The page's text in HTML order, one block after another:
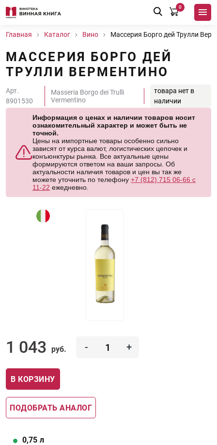
0
Главная Каталог Вино Массерия Борго дей Трулли
МАССЕРИЯ БОРГО ДЕЙ
ТРУЛЛИ ВЕРМЕНТИНО
Арт.
8901530
Masseria Borgo dei Trulli
Vermentino
товара нет в
наличии
Информация о ценах и наличии товаров носит
ознакомительный характер и может быть не
точной.
Цены на импортные товары особенно сильно
зависят от курса валют, логистических цепочек и
конъюнктуры рынка. Все актуальные цены
формируются ответом на ваши запросы. Об
актуальности наличия товаров и цен вы так же
можете уточнить по телефону +7 (812) 715 06-66 с
11-22 ежедневно.
1 043 руб. - +
В КОРЗИНУ
ПОДОБРАТЬ АНАЛОГ
0,75 л